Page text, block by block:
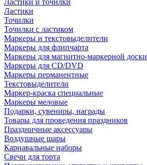
Ластики и точилки
Ластики
Точилки
Точилки с ластиком
Маркеры и текстовыделители
Маркеры для флипчарта
Маркеры для магнитно-маркерной доски
Маркеры для CD/DVD
Маркеры перманентные
Текстовыделители
Маркер-краска специальные
Маркеры меловые
Подарки, сувениры, награды
Товары для проведения праздников
Праздничные аксессуары
Воздушные шары
Карнавальные наборы
Свечи для торта